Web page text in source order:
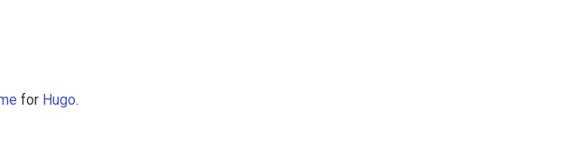
for Hugo.